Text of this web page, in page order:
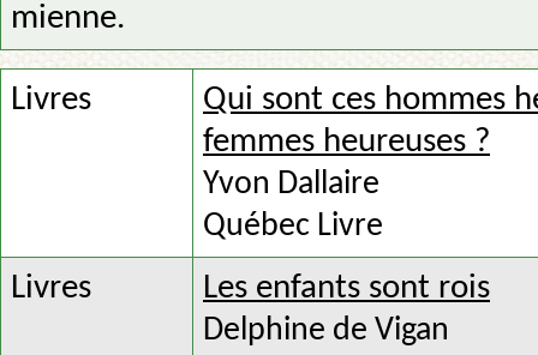
mienne.
Livres
Qui sont ces hommes
femmes heureuses ?
Yvon Dallaire
Québec Livre
Livres Les enfants sont rois
Delphine de Vigan